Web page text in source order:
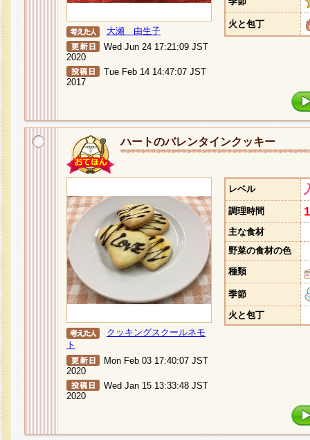
大瀬 由生子
Wed Jun 24 17:21:09 JST
2020
Tue Feb 14 14:47:07 JST
2017
火と包丁
ハートのバレンタインクッキー
クッキングスクールネモ
ト
Mon Feb 03 17:40:07 JST
2020
Wed Jan 15 13:33:48 JST
2020
レベル
調理時間
主な食材
野菜の食材の色
種類
季節
火と包丁